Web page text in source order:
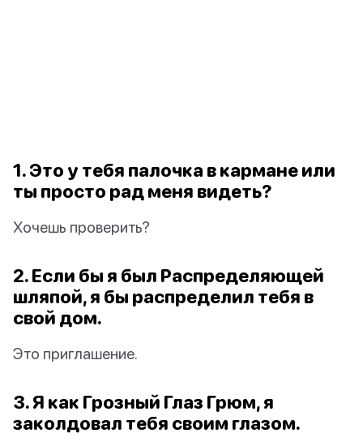
1. Это у тебя палочка в кармане или
ты просто рад меня видеть?
Хочешь проверить?
2. Если бы я был Распределяющей
шляпой, я бы распределил тебя в
свой дом.
Это приглашение.
3. Я как Грозный Глаз Грюм, я
заколдовал тебя своим глазом.